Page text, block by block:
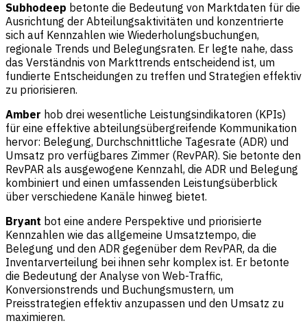
Subhodeep betonte die Bedeutung von Marktdaten für die
Ausrichtung der Abteilungsaktivitäten und konzentrierte
sich auf Kennzahlen wie Wiederholungsbuchungen,
regionale Trends und Belegungsraten. Er legte nahe, dass
das Verständnis von Markttrends entscheidend ist, um
fundierte Entscheidungen zu treffen und Strategien effektiv
zu priorisieren.
Amber hob drei wesentliche Leistungsindikatoren (KPIs)
für eine effektive abteilungsübergreifende Kommunikation
hervor: Belegung, Durchschnittliche Tagesrate (ADR) und
Umsatz pro verfügbares Zimmer (RevPAR). Sie betonte den
RevPAR als ausgewogene Kennzahl, die ADR und Belegung
kombiniert und einen umfassenden Leistungsüberblick
über verschiedene Kanäle hinweg bietet.
Bryant bot eine andere Perspektive und priorisierte
Kennzahlen wie das allgemeine Umsatztempo, die
Belegung und den ADR gegenüber dem RevPAR, da die
Inventarverteilung bei ihnen sehr komplex ist. Er betonte
die Bedeutung der Analyse von Web-Traffic,
Konversionstrends und Buchungsmustern, um
Preisstrategien effektiv anzupassen und den Umsatz zu
maximieren.